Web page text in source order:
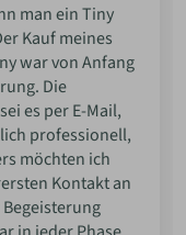
man ein Tiny
Kauf meines
war von Anfang
Die
es per E-Mail,
professionell,
möchten ich
Kontakt an